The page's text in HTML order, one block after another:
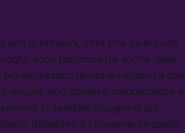
di tamponi, oltre che dalle code
sono testimoniate anche dalle
necessario risultare negativi a due
misura, può apparire sorprendente e
ci sarebbe bisogno di più
l’obiettivo è chiaramente quello